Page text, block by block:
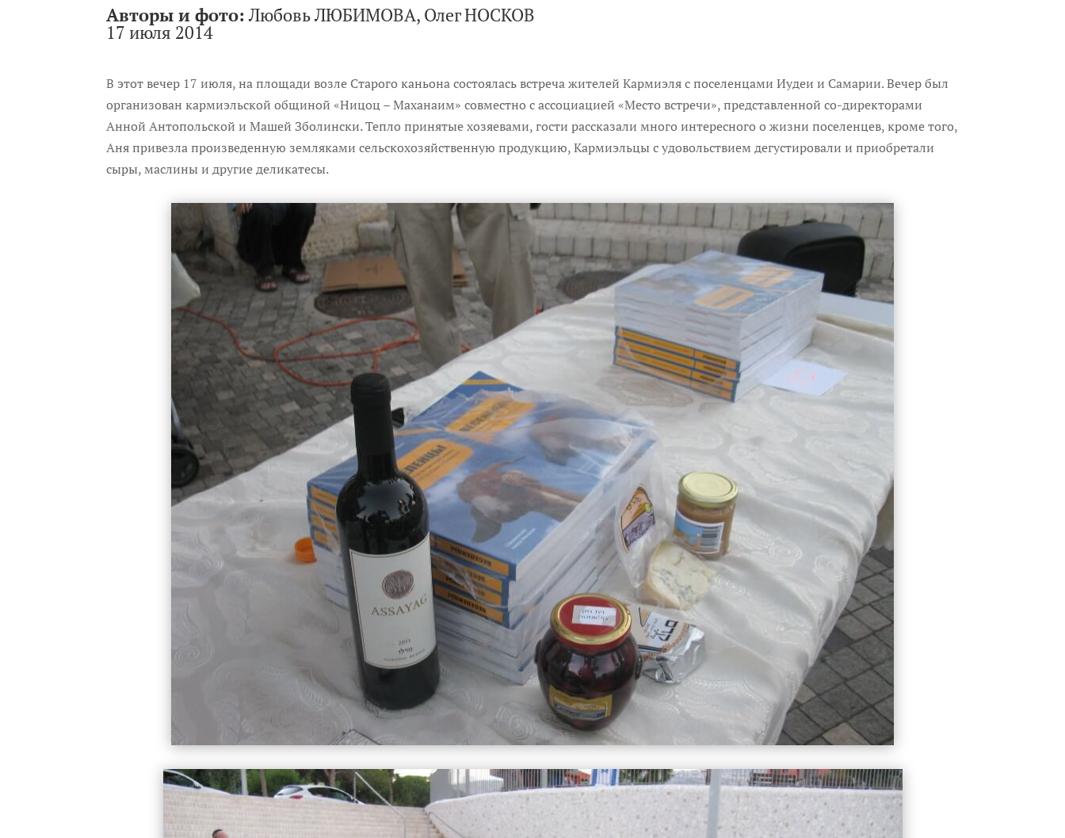
Авторы и фото: Любовь ЛЮБИМОВА, Олег НОСКОВ
17 июля 2014
В этот вечер 17 июля, на площади возле Старого каньона состоялась встреча жителей Кармиэля с поселенцами Иудеи и Самарии. Вечер был
организован кармиэльской общиной «Ницоц – Маханаим» совместно с ассоциацией «Место встречи», представленной со-директорами
Анной Антопольской и Машей Зболински. Тепло принятые хозяевами, гости рассказали много интересного о жизни поселенцев, кроме того,
Аня привезла произведенную земляками сельскохозяйственную продукцию, Кармиэльцы с удовольствием дегустировали и приобретали
сыры, маслины и другие деликатесы.